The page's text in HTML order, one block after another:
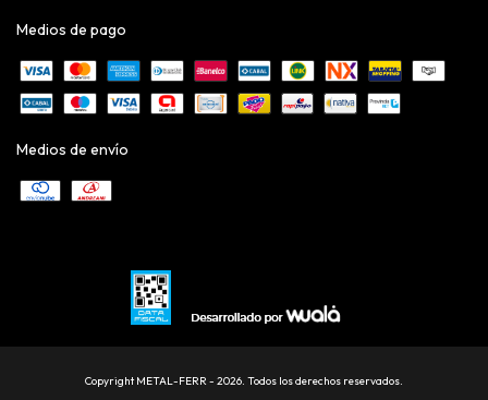
Medios de pago
Medios de envío
Copyright METAL-FERR - 2026. Todos los derechos reservados.